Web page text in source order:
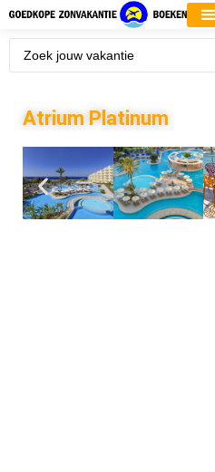
Atrium Platinum